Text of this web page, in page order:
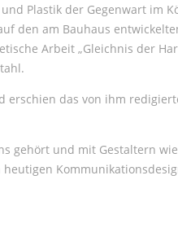
Plastik der Gegenwart im
den am Bauhaus
Arbeit „Gleichnis der
das von ihm
gehört und mit Gestaltern